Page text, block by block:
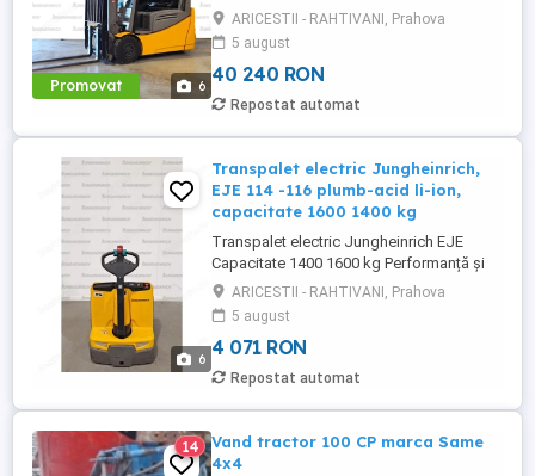
Promovat 6
capacitate de ridicare de 1600 kg, echipat
cu un catarg duplex (ZT) cu înălțime de
ridicare de 3300 mm, fără ridicare liberă,
ideal pentru aplicații de depozitare cu
înălțime medie. Stivuitorul este alimentat
de o baterie plumb-acid ...
ARICESTII - RAHTIVANI, Prahova
5 august
40 240 RON
Repostat automat
6
Transpalet electric Jungheinrich,
EJE 114 -116 plumb-acid li-ion,
capacitate 1600 1400 kg
Transpalet electric Jungheinrich EJE
Capacitate 1400 1600 kg Performanță și
fiabilitate Modelul Jungheinrich EJE este
proiectat pentru transportul eficient al
paleților, având o capacitate de ridicare de
1400 kg sau 1600 kg, în funcție de model.
Aceste echipamente oferă un echilibru
optim între ...
ARICESTII - RAHTIVANI, Prahova
5 august
4 071 RON
Repostat automat
14
Vand tractor 100 CP marca Same
4x4